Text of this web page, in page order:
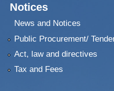
Notices
News and Notices
Public Procurement/
Act, law and directives
Tax and Fees